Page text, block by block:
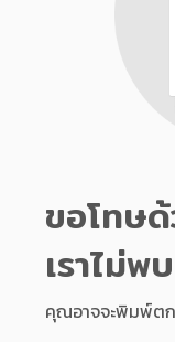
ขอโทษ
เราไม่
คุณอาจจะพิมพ์ต